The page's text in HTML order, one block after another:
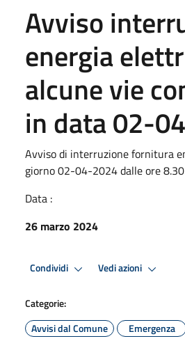
Avviso
energia
alcune vie
in data 02-
Avviso di interruzione fornitura
giorno 02-04-2024 dalle ore
Data :
26 marzo 2024
Condividi Vedi azioni
Categorie:
Avvisi dal Comune
Emergenza